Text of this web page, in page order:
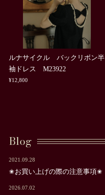
ルナサイクル バックリボン半
袖ドレス M23922
¥12,800
Blog
2021.09.28
✬お買い上げの際の注意事項✬
2026.07.02